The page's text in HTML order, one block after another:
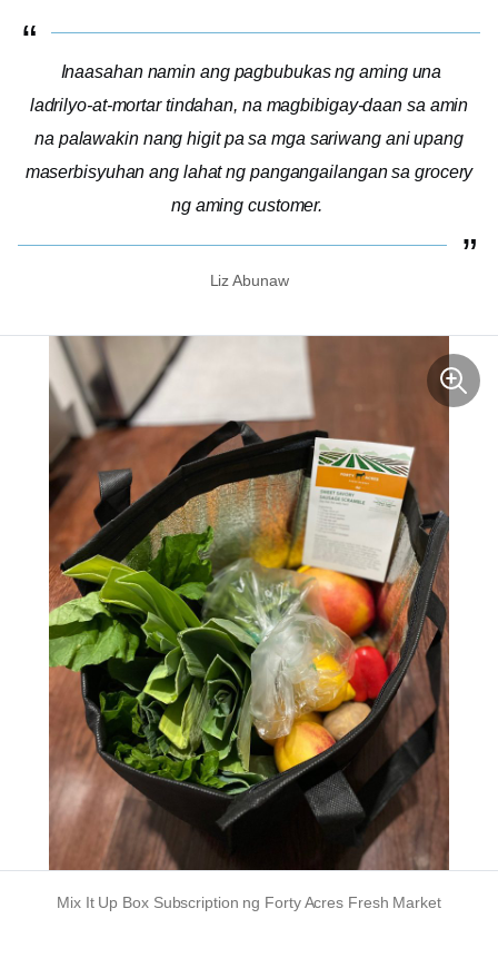
Inaasahan namin ang pagbubukas ng aming una
ladrilyo-at-mortartindahan, na magbibigay-daan sa amin
na palawakin nang higit pa sa mga sariwang ani upang
maserbisyuhan ang lahat ng pangangailangan sa grocery
ng aming customer.
Liz Abunaw
Mix It Up Box Subscription ng Forty Acres Fresh Market